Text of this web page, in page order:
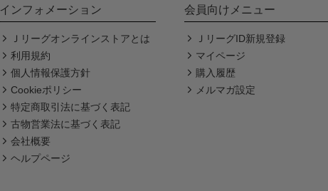
インフォメーション
Ｊリーグオンラインストアとは
利用規約
個人情報保護方針
Cookieポリシー
特定商取引法に基づく表記
古物営業法に基づく表記
会社概要
ヘルプページ
会員向けメニュー
ＪリーグID新規登録
マイページ
購入履歴
メルマガ設定